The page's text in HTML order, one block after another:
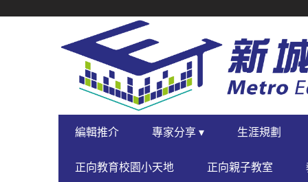
NAVIGATION
PRIMARY
NAVIGATION
編輯推介 專家分享 ▾ 生涯規劃
正向教育校園小天地 正向親子教室